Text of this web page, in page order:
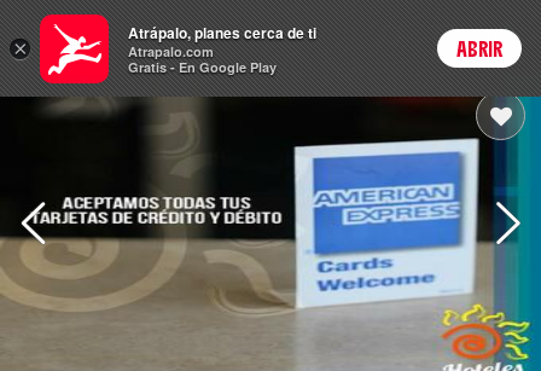
Hoteles Login
×
Atrápalo, planes cerca de ti
Atrapalo.com
Gratis - En Google Play
ABRIR